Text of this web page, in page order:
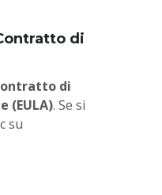
di
di
(EULA). Se si
su